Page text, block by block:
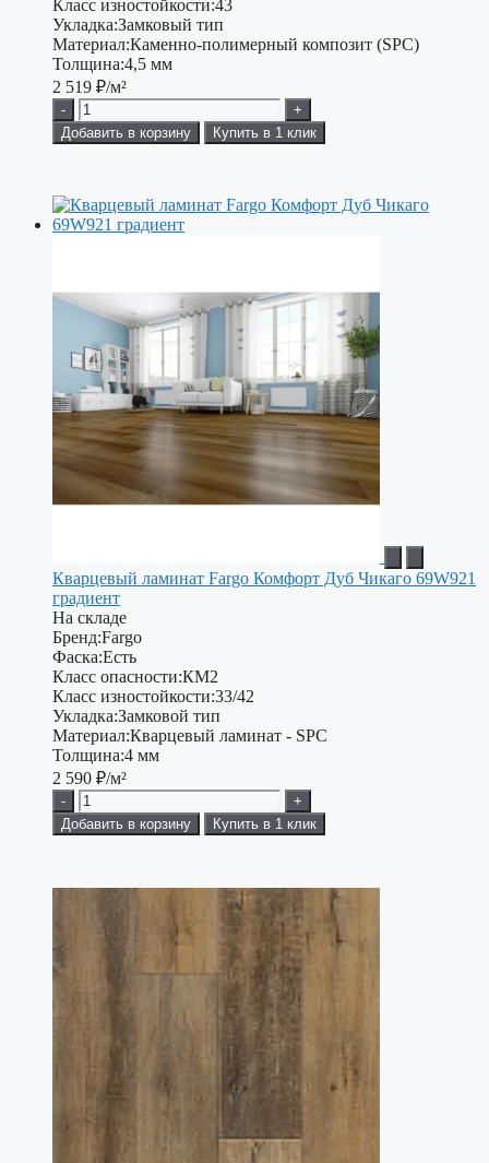
Класс изностойкости:43
Укладка:Замковый тип
Материал:Каменно-полимерный композит (SPC)
Толщина:4,5 мм
2 519 ₽/м²
-
+
Добавить в корзину
Купить в 1 клик
Кварцевый ламинат Fargo Комфорт Дуб Чикаго 69W921
градиент
На складе
Бренд:Fargo
Фаска:Есть
Класс опасности:КМ2
Класс изностойкости:33/42
Укладка:Замковой тип
Материал:Кварцевый ламинат - SPC
Толщина:4 мм
2 590 ₽/м²
-
+
Добавить в корзину
Купить в 1 клик